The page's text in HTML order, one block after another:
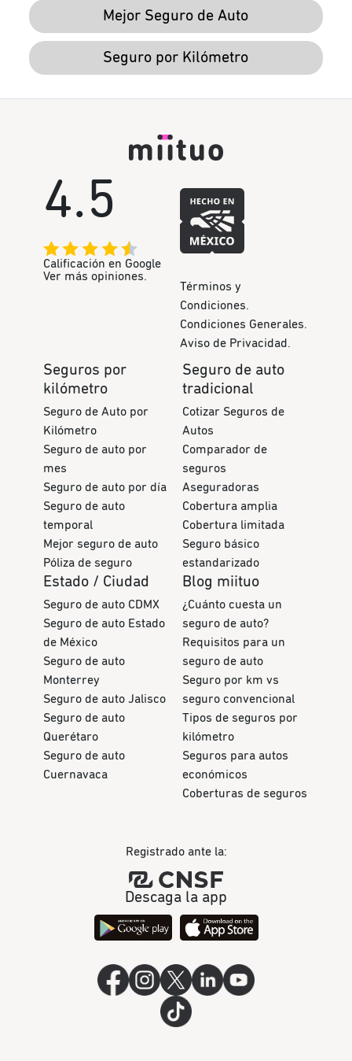
Mejor Seguro de Auto
Seguro por Kilómetro
4.5
Calificación en Google
Ver más opiniones.
Términos y
Condiciones.
Condiciones Generales.
Aviso de Privacidad.
Seguros por
kilómetro
Seguro de Auto por
Kilómetro
Seguro de auto por
mes
Seguro de auto por día
Seguro de auto
temporal
Mejor seguro de auto
Póliza de seguro
Seguro de auto
tradicional
Cotizar Seguros de
Autos
Comparador de
seguros
Aseguradoras
Cobertura amplia
Cobertura limitada
Seguro básico
estandarizado
Estado / Ciudad
Seguro de auto CDMX
Seguro de auto Estado
de México
Seguro de auto
Monterrey
Seguro de auto Jalisco
Seguro de auto
Querétaro
Seguro de auto
Cuernavaca
Blog miituo
¿Cuánto cuesta un
seguro de auto?
Requisitos para un
seguro de auto
Seguro por km vs
seguro convencional
Tipos de seguros por
kilómetro
Seguros para autos
económicos
Coberturas de seguros
Registrado ante la:
Descaga la app